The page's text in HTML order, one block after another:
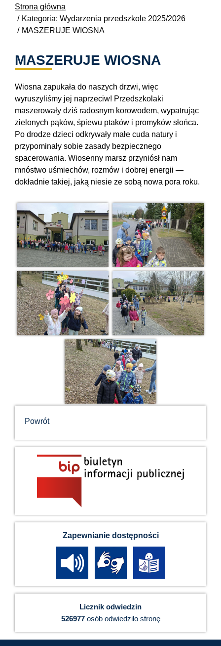
Strona główna
Kategoria: Wydarzenia przedszkole 2025/2026
MASZERUJE WIOSNA
MASZERUJE WIOSNA
Wiosna zapukała do naszych drzwi, więc
wyruszyliśmy jej naprzeciw! Przedszkolaki
maszerowały dziś radosnym korowodem, wypatrując
zielonych pąków, śpiewu ptaków i promyków słońca.
Po drodze dzieci odkrywały małe cuda natury i
przypominały sobie zasady bezpiecznego
spacerowania. Wiosenny marsz przyniósł nam
mnóstwo uśmiechów, rozmów i dobrej energii —
dokładnie takiej, jaką niesie ze sobą nowa pora roku.
Powrót
Zapewnianie dostępności
Licznik odwiedzin
526977osób odwiedziło stronę